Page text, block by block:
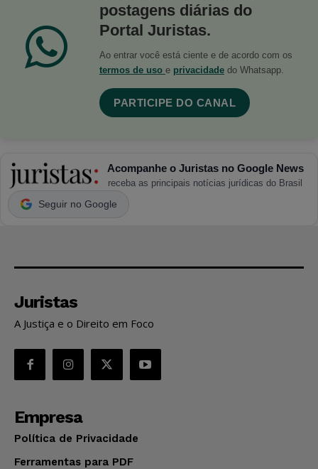
postagens diárias do
Portal Juristas.
Ao entrar você está ciente e de acordo com os
termos de uso e privacidade do Whatsapp.
PARTICIPE DO CANAL
Acompanhe o Juristas no Google News
receba as principais notícias jurídicas do Brasil
Seguir no Google
Juristas
A Justiça e o Direito em Foco
Empresa
Política de Privacidade
Ferramentas para PDF